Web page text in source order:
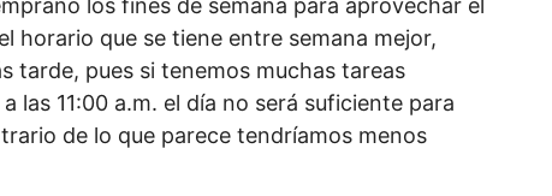
los fines de semana para aprovechar el
horario que se tiene entre semana mejor,
tarde, pues si tenemos muchas tareas
las 11:00 a.m. el día no será suficiente para
de lo que parece tendríamos menos